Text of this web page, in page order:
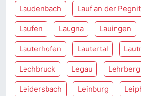
Laudenbach Lauf an der
Laufen Laugna Lauingen
Lauterhofen Lautertal
Lechbruck Legau Lehrberg
Leidersbach Leinburg